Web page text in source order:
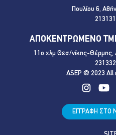
Πουλίου 6,
ΑΠΟΚΕΝΤΡΩΜΕΝΟ
11ο χλμ Θεσ/νίκης-Θέρμης,
ASEP @ 2023
ΕΓΓΡΑΦΗ ΣΤΟ